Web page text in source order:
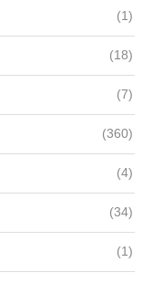
(1)
(18)
(7)
(360)
(4)
(34)
(1)